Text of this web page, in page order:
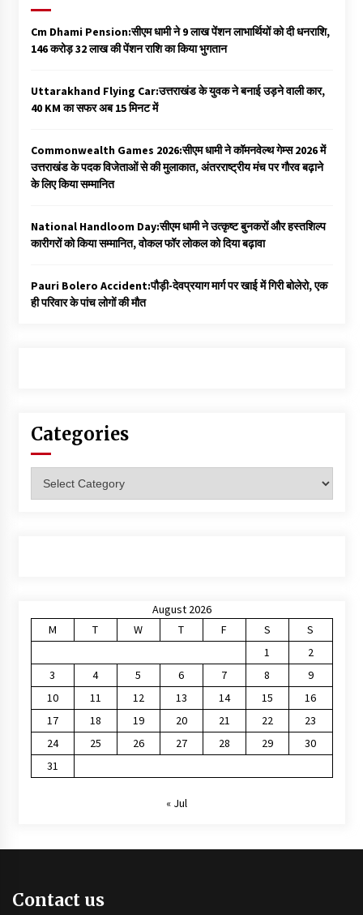
Cm Dhami Pension:सीएम धामी ने 9 लाख पेंशन लाभार्थियों को दी धनराशि, ₹
146 करोड़ 32 लाख की पेंशन राशि का किया भुगतान
Uttarakhand Flying Car:उत्तराखंड के युवक ने बनाई उड़ने वाली कार,
40 KM का सफर अब 15 मिनट में
Commonwealth Games 2026:सीएम धामी ने कॉमनवेल्थ गेम्स 2026 में
उत्तराखंड के पदक विजेताओं से की मुलाकात, अंतरराष्ट्रीय मंच पर गौरव बढ़ाने
के लिए किया सम्मानित
National Handloom Day:सीएम धामी ने उत्कृष्ट बुनकरों और हस्तशिल्प
कारीगरों को किया सम्मानित, वोकल फॉर लोकल को दिया बढ़ावा
Pauri Bolero Accident:पौड़ी-देवप्रयाग मार्ग पर खाई में गिरी बोलेरो, एक
ही परिवार के पांच लोगों की मौत
Categories
August 2026
M
T W T F S
S
1
2
3
4 5 6 7 8
9
10
11 12 13 14 15
16
17
18 19 20 21 22
23
24
25 26 27 28 29
30
31
« Jul
Contact us